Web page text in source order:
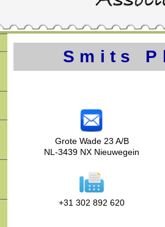
Smits
Grote Wade 23 A/B
NL-3439 NX Nieuwegein
+31 302 892 620